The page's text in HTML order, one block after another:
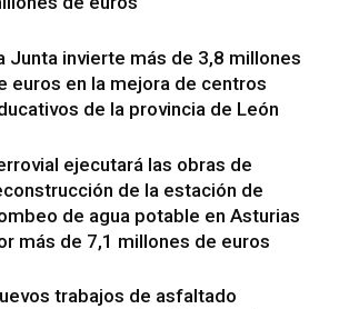
Junta invierte más de 3,8 millones
euros en la mejora de centros
de la provincia de León
ejecutará las obras de
de la estación de
de agua potable en Asturias
más de 7,1 millones de euros
trabajos de asfaltado